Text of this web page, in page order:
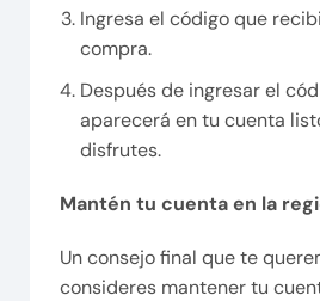
Ingresa el código que
compra.
Después de ingresar el
aparecerá en tu cuenta
disfrutes.
Mantén tu cuenta en la
Un consejo final que te
consideres mantener tu